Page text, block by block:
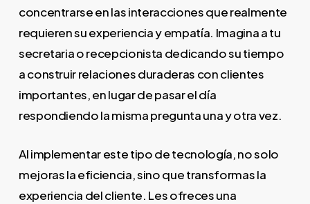
concentrarse en las interacciones que realmente
requieren su experiencia y empatía. Imagina a tu
secretaria o recepcionista dedicando su tiempo
a construir relaciones duraderas con clientes
importantes, en lugar de pasar el día
respondiendo la misma pregunta una y otra vez.
Al implementar este tipo de tecnología, no solo
mejoras la eficiencia, sino que transformas la
experiencia del cliente. Les ofreces una